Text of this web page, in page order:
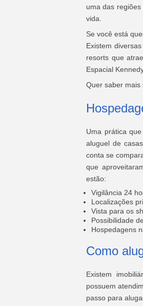
uma das
vida.
Se você está
Existem
resorts que
Espacial
Quer saber mais
Uma prática
aluguel de
conta se
que
estão:
Vigilância 24
Localizações
Vista para os
Possibilidade
Hospedagens
Como
Existem
possuem
passo para